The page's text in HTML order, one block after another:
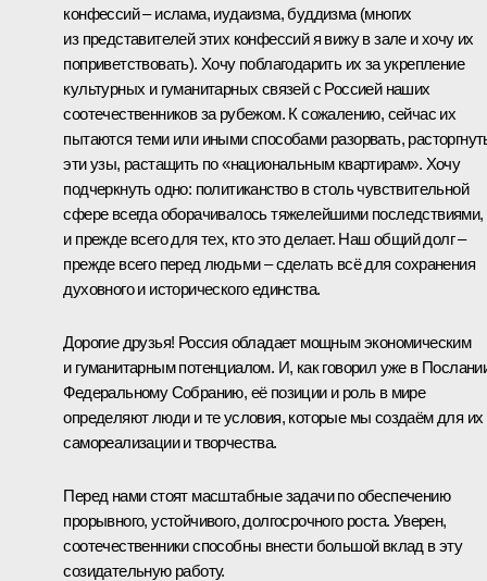
конфессий – ислама, иудаизма, буддизма (многих
из представителей этих конфессий я вижу в зале и хочу их
поприветствовать). Хочу поблагодарить их за укрепление
культурных и гуманитарных связей с Россией наших
соотечественников за рубежом. К сожалению, сейчас их
пытаются теми или иными способами разорвать,
эти узы, растащить по «национальным квартирам». Хочу
подчеркнуть одно: политиканство в столь чувствительной
сфере всегда оборачивалось тяжелейшими последствиями,
и прежде всего для тех, кто это делает. Наш общий долг –
прежде всего перед людьми – сделать всё для сохранения
духовного и исторического единства.
Дорогие друзья! Россия обладает мощным экономическим
и гуманитарным потенциалом. И, как говорил уже в
Федеральному Собранию, её позиции и роль в мире
определяют люди и те условия, которые мы создаём для их
самореализации и творчества.
Перед нами стоят масштабные задачи по обеспечению
прорывного, устойчивого, долгосрочного роста. Уверен,
соотечественники способны внести большой вклад в эту
созидательную работу.